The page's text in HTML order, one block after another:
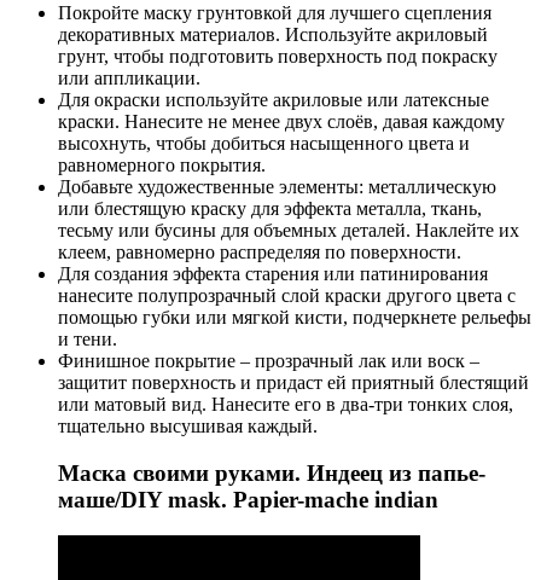
Покройте маску грунтовкой для лучшего сцепления
декоративных материалов. Используйте акриловый
грунт, чтобы подготовить поверхность под покраску
или аппликации.
Для окраски используйте акриловые или латексные
краски. Нанесите не менее двух слоёв, давая каждому
высохнуть, чтобы добиться насыщенного цвета и
равномерного покрытия.
Добавьте художественные элементы: металлическую
или блестящую краску для эффекта металла, ткань,
тесьму или бусины для объемных деталей. Наклейте их
клеем, равномерно распределяя по поверхности.
Для создания эффекта старения или патинирования
нанесите полупрозрачный слой краски другого цвета с
помощью губки или мягкой кисти, подчеркнете рельефы
и тени.
Финишное покрытие – прозрачный лак или воск –
защитит поверхность и придаст ей приятный блестящий
или матовый вид. Нанесите его в два-три тонких слоя,
тщательно высушивая каждый.
Маска своими руками. Индеец из папье-
маше/DIY mask. Papier-mache indian